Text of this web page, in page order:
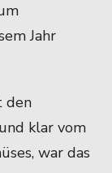
Jahr
den
klar vom
war das